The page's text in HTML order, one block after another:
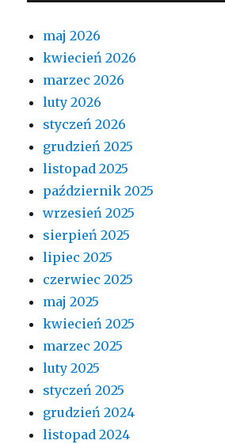
maj 2026
kwiecień 2026
marzec 2026
luty 2026
styczeń 2026
grudzień 2025
listopad 2025
październik 2025
wrzesień 2025
sierpień 2025
lipiec 2025
czerwiec 2025
maj 2025
kwiecień 2025
marzec 2025
luty 2025
styczeń 2025
grudzień 2024
listopad 2024